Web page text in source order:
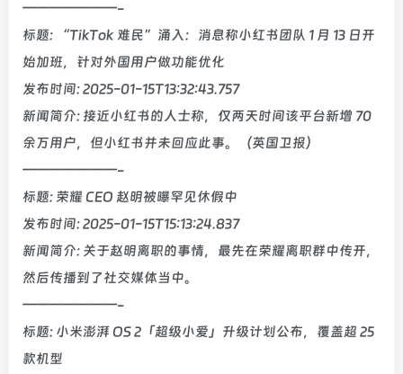
———————-
标题: “TikTok 难民”涌入：消息称小红书团队 1 月 13 日开
始加班，针对外国用户做功能优化
发布时间: 2025-01-15T13:32:43.757
新闻简介: 接近小红书的人士称，仅两天时间该平台新增 70
余万用户，但小红书并未回应此事。（英国卫报）
———————-
标题: 荣耀 CEO 赵明被曝罕见休假中
发布时间: 2025-01-15T15:13:24.837
新闻简介: 关于赵明离职的事情，最先在荣耀离职群中传开，
然后传播到了社交媒体当中。
———————-
标题: 小米澎湃 OS 2「超级小爱」升级计划公布，覆盖超 25
款机型